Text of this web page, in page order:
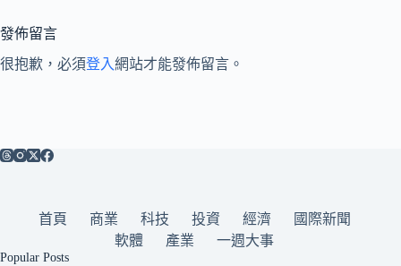
發佈留言
很抱歉，必須登入網站才能發佈留言。
首頁 商業 科技 投資 經濟
國際新聞
軟體
產業 一週大事
Popular Posts